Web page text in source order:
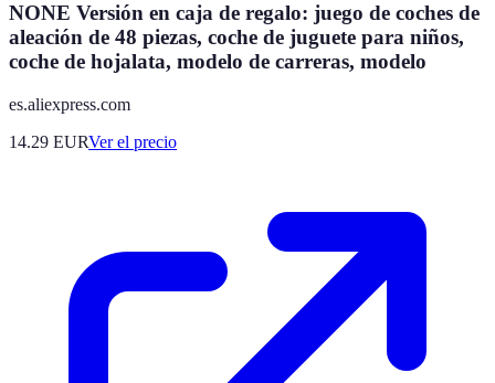
NONE Versión en caja de regalo: juego de coches de
aleación de 48 piezas, coche de juguete para niños,
coche de hojalata, modelo de carreras, modelo
es.aliexpress.com
14.29 EURVer el precio